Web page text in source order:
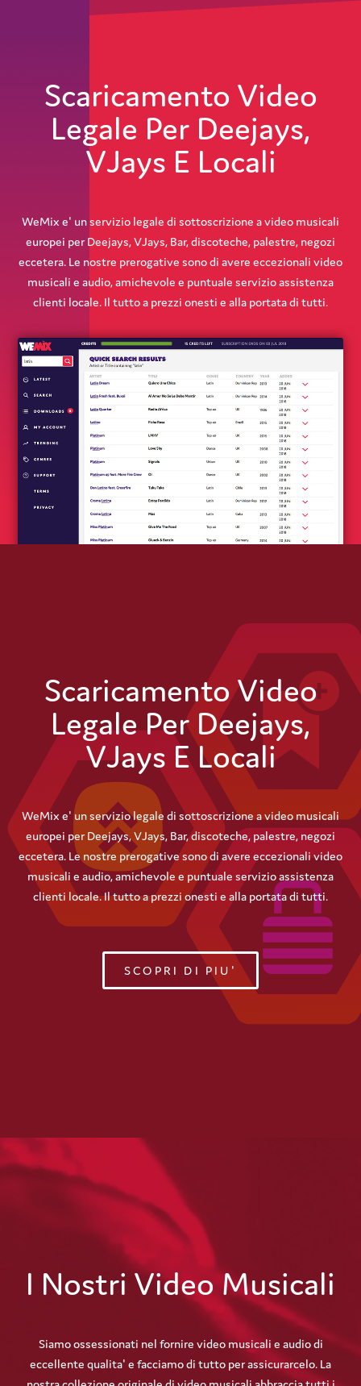
Scaricamento Video
Legale Per Deejays,
VJays E Locali
WeMix e' un servizio legale di sottoscrizione a video musicali
europei per Deejays, VJays, Bar, discoteche, palestre, negozi
eccetera. Le nostre prerogative sono di avere eccezionali video
musicali e audio, amichevole e puntuale servizio assistenza
clienti locale. Il tutto a prezzi onesti e alla portata di tutti.
Scaricamento Video
Legale Per Deejays,
VJays E Locali
WeMix e' un servizio legale di sottoscrizione a video musicali
europei per Deejays, VJays, Bar, discoteche, palestre, negozi
eccetera. Le nostre prerogative sono di avere eccezionali video
musicali e audio, amichevole e puntuale servizio assistenza
clienti locale. Il tutto a prezzi onesti e alla portata di tutti.
SCOPRI DI PIU'
I Nostri Video Musicali
Siamo ossessionati nel fornire video musicali e audio di
eccellente qualita' e facciamo di tutto per assicurarcelo. La